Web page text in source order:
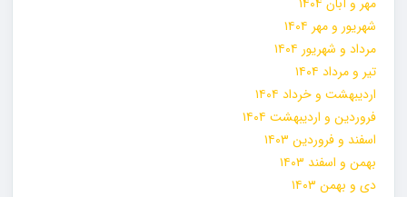
شهریور و مهر ۱۴۰۴
مرداد و شهریور ۱۴۰۴
تیر و مرداد ۱۴۰۴
اردیبهشت و خرداد ۱۴۰۴
فروردین و اردیبهشت ۱۴۰۴
اسفند و فروردین ۱۴۰۳
بهمن و اسفند ۱۴۰۳
دی و بهمن ۱۴۰۳